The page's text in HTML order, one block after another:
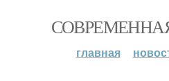
главная